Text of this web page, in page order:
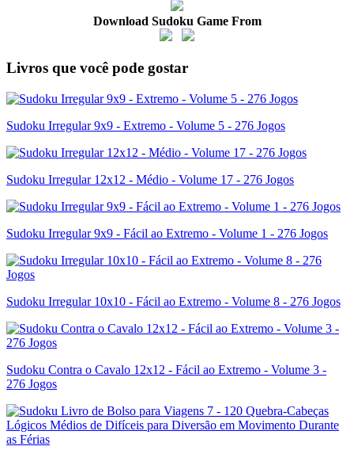
Download Sudoku Game From
Livros que você pode gostar
Sudoku Irregular 9x9 - Extremo - Volume 5 - 276 Jogos
Sudoku Irregular 12x12 - Médio - Volume 17 - 276 Jogos
Sudoku Irregular 9x9 - Fácil ao Extremo - Volume 1 - 276 Jogos
Sudoku Irregular 10x10 - Fácil ao Extremo - Volume 8 - 276 Jogos
Sudoku Contra o Cavalo 12x12 - Fácil ao Extremo - Volume 3 -
276 Jogos